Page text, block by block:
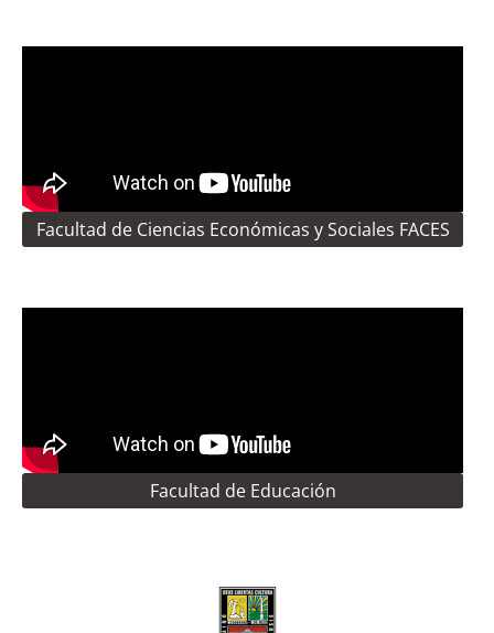
Facultad de Ciencias Económicas y Sociales FACES
Facultad de Educación